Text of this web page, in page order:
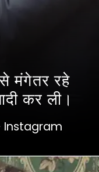
Instagram
मंगेतर रहे
कर ली।